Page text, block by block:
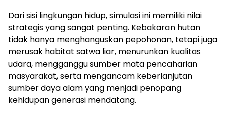
Dari sisi lingkungan hidup, simulasi ini memiliki nilai
strategis yang sangat penting. Kebakaran hutan
tidak hanya menghanguskan pepohonan, tetapi juga
merusak habitat satwa liar, menurunkan kualitas
udara, mengganggu sumber mata pencaharian
masyarakat, serta mengancam keberlanjutan
sumber daya alam yang menjadi penopang
kehidupan generasi mendatang.